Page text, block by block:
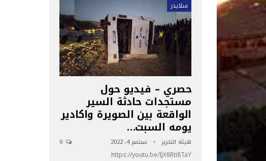
سلايدر
حصري – فيديو حول
مستجدات حادثة السير
الواقعة بين الصويرة واكادير
يومه السبت…
هيئة التحرير سبتمبر 4, 2022
https://youtu.be/IjX8Rti8TaY